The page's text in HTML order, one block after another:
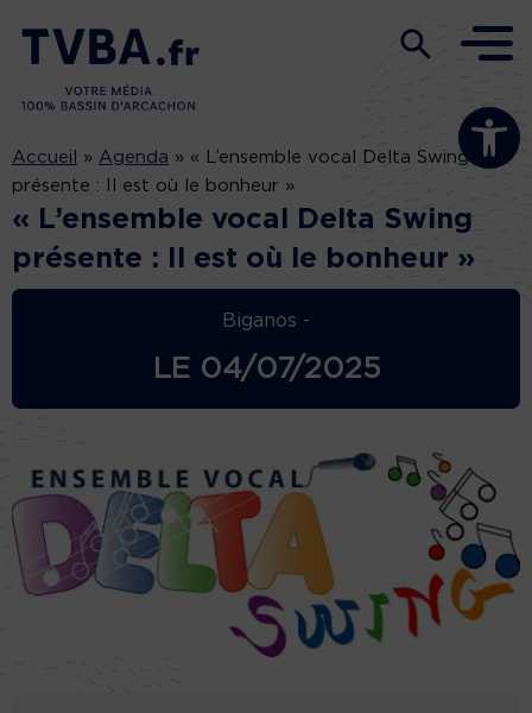
Ouvrir la
Accueil » Agenda » « L’ensemble vocal Delta Swing
présente : Il est où le bonheur »
« L’ensemble vocal Delta Swing
présente : Il est où le bonheur »
Biganos -
LE 04/07/2025